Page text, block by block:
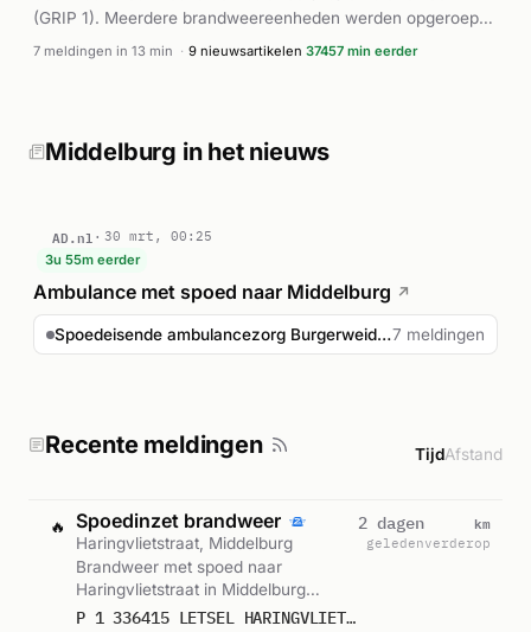
(GRIP 1). Meerdere brandweereenheden werden opgeroepen
voor reddingswerk bij het ongeval.
7 meldingen in 13 min · 9 nieuwsartikelen 37457 min eerder
Middelburg in het nieuws
AD.nl
30 mrt, 00:25
3u 55m eerder
Ambulance met spoed naar Middelburg ↗
Spoedeisende ambulancezorg Burgerweidestraat Middelburg7 meldingen
Recente meldingen TijdAfstand
🔥 Spoedinzet brandweer
Haringvlietstraat, Middelburg
Brandweer met spoed naar
Haringvlietstraat in Middelburg
(ernstig letsel). Gemeld om 10:34.
P 1 336415 LETSEL HARINGVLIETSTRAAT MIDDELBURG
2 dagen
geleden
km
verderop